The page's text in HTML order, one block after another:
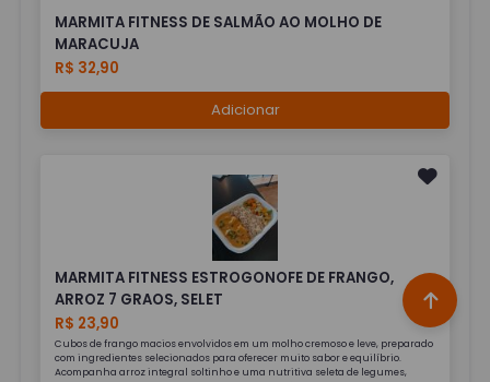
MARMITA FITNESS DE SALMÃO AO MOLHO DE
MARACUJA
R$ 32,90
Adicionar
MARMITA FITNESS ESTROGONOFE DE FRANGO,
ARROZ 7 GRAOS, SELET
R$ 23,90
Cubos de frango macios envolvidos em um molho cremoso e leve, preparado
com ingredientes selecionados para oferecer muito sabor e equilíbrio.
Acompanha arroz integral soltinho e uma nutritiva seleta de legumes,